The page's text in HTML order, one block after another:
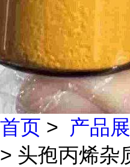
首页 > 产品
> 头孢丙烯